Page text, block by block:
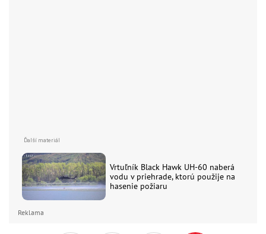
Vrtuľník Black Hawk UH-60 naberá
vodu v priehrade, ktorú použije na
hasenie požiaru
Reklama